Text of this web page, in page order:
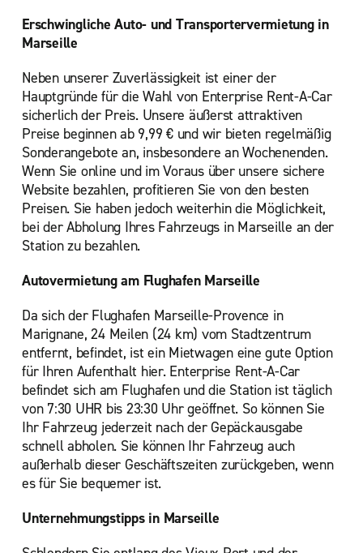
Erschwingliche Auto- und Transportervermietung in
Marseille
Neben unserer Zuverlässigkeit ist einer der
Hauptgründe für die Wahl von Enterprise Rent-A-Car
sicherlich der Preis. Unsere äußerst attraktiven
Preise beginnen ab 9,99 € und wir bieten regelmäßig
Sonderangebote an, insbesondere an Wochenenden.
Wenn Sie online und im Voraus über unsere sichere
Website bezahlen, profitieren Sie von den besten
Preisen. Sie haben jedoch weiterhin die Möglichkeit,
bei der Abholung Ihres Fahrzeugs in Marseille an der
Station zu bezahlen.
Autovermietung am Flughafen Marseille
Da sich der Flughafen Marseille-Provence in
Marignane, 24 Meilen (24 km) vom Stadtzentrum
entfernt, befindet, ist ein Mietwagen eine gute Option
für Ihren Aufenthalt hier. Enterprise Rent-A-Car
befindet sich am Flughafen und die Station ist täglich
von 7:30 UHR bis 23:30 Uhr geöffnet. So können Sie
Ihr Fahrzeug jederzeit nach der Gepäckausgabe
schnell abholen. Sie können Ihr Fahrzeug auch
außerhalb dieser Geschäftszeiten zurückgeben, wenn
es für Sie bequemer ist.
Unternehmungstipps in Marseille